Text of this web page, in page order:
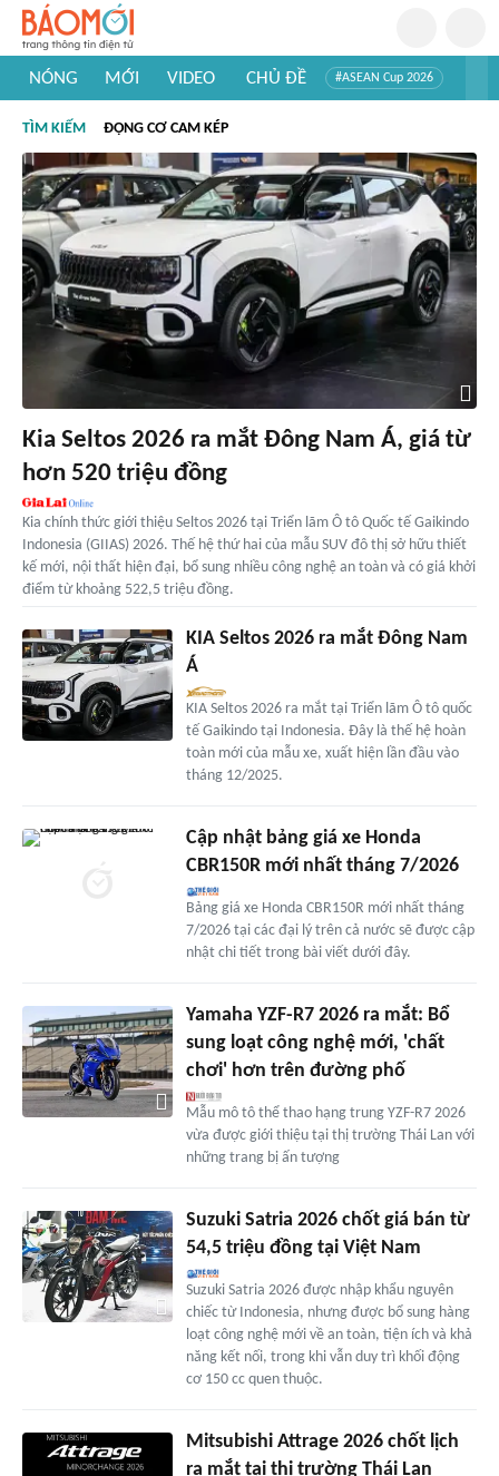
NÓNG MỚI VIDEO CHỦ ĐỀ #ASEAN Cup 2026
#Khám phá thế giới
TÌM KIẾM ĐỘNG CƠ CAM KÉP
Kia Seltos 2026 ra mắt Đông Nam Á, giá từ
hơn 520 triệu đồng
Kia chính thức giới thiệu Seltos 2026 tại Triển lãm Ô tô Quốc tế Gaikindo
Indonesia (GIIAS) 2026. Thế hệ thứ hai của mẫu SUV đô thị sở hữu thiết
kế mới, nội thất hiện đại, bổ sung nhiều công nghệ an toàn và có giá khởi
điểm từ khoảng 522,5 triệu đồng.
KIA Seltos 2026 ra mắt Đông Nam
Á
KIA Seltos 2026 ra mắt tại Triển lãm Ô tô quốc
tế Gaikindo tại Indonesia. Đây là thế hệ hoàn
toàn mới của mẫu xe, xuất hiện lần đầu vào
tháng 12/2025.
Cập nhật bảng giá xe Honda
CBR150R mới nhất tháng 7/2026
Bảng giá xe Honda CBR150R mới nhất tháng
7/2026 tại các đại lý trên cả nước sẽ được cập
nhật chi tiết trong bài viết dưới đây.
Yamaha YZF-R7 2026 ra mắt: Bổ
sung loạt công nghệ mới, 'chất
chơi' hơn trên đường phố
Mẫu mô tô thể thao hạng trung YZF-R7 2026
vừa được giới thiệu tại thị trường Thái Lan với
những trang bị ấn tượng
Suzuki Satria 2026 chốt giá bán từ
54,5 triệu đồng tại Việt Nam
Suzuki Satria 2026 được nhập khẩu nguyên
chiếc từ Indonesia, nhưng được bổ sung hàng
loạt công nghệ mới về an toàn, tiện ích và khả
năng kết nối, trong khi vẫn duy trì khối động
cơ 150 cc quen thuộc.
Mitsubishi Attrage 2026 chốt lịch
ra mắt tại thị trường Thái Lan